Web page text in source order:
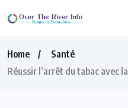
Home
Santé
Réussir l’arrêt du tabac avec